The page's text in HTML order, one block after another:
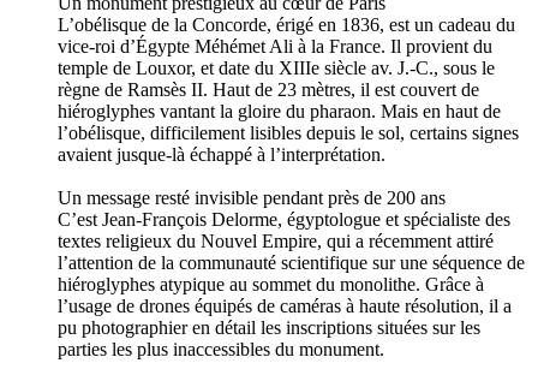
L’obélisque de la Concorde, érigé en 1836, est un cadeau du
vice-roi d’Égypte Méhémet Ali à la France. Il provient du
temple de Louxor, et date du XIIIe siècle av. J.-C., sous le
règne de Ramsès II. Haut de 23 mètres, il est couvert de
hiéroglyphes vantant la gloire du pharaon. Mais en haut de
l’obélisque, difficilement lisibles depuis le sol, certains signes
avaient jusque-là échappé à l’interprétation.
Un message resté invisible pendant près de 200 ans
C’est Jean-François Delorme, égyptologue et spécialiste des
textes religieux du Nouvel Empire, qui a récemment attiré
l’attention de la communauté scientifique sur une séquence de
hiéroglyphes atypique au sommet du monolithe. Grâce à
l’usage de drones équipés de caméras à haute résolution, il a
pu photographier en détail les inscriptions situées sur les
parties les plus inaccessibles du monument.